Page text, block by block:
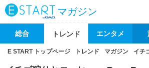
マガジン
総合 トレンド エンタメ
E START トップページ トレンド マガジン イチ